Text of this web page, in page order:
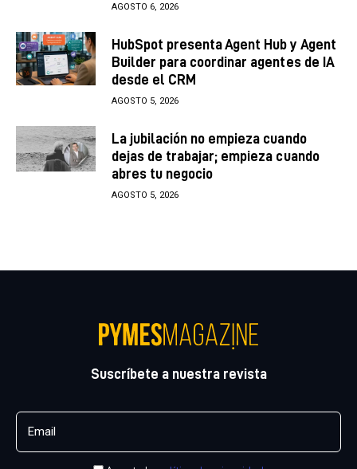
AGOSTO 6, 2026
HubSpot presenta Agent Hub y Agent
Builder para coordinar agentes de IA
desde el CRM
AGOSTO 5, 2026
La jubilación no empieza cuando
dejas de trabajar; empieza cuando
abres tu negocio
AGOSTO 5, 2026
Suscríbete a nuestra revista